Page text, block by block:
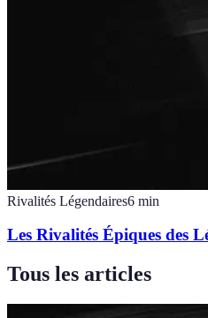
Rivalités Légendaires6 min
Les Rivalités Épiques des
Tous les articles